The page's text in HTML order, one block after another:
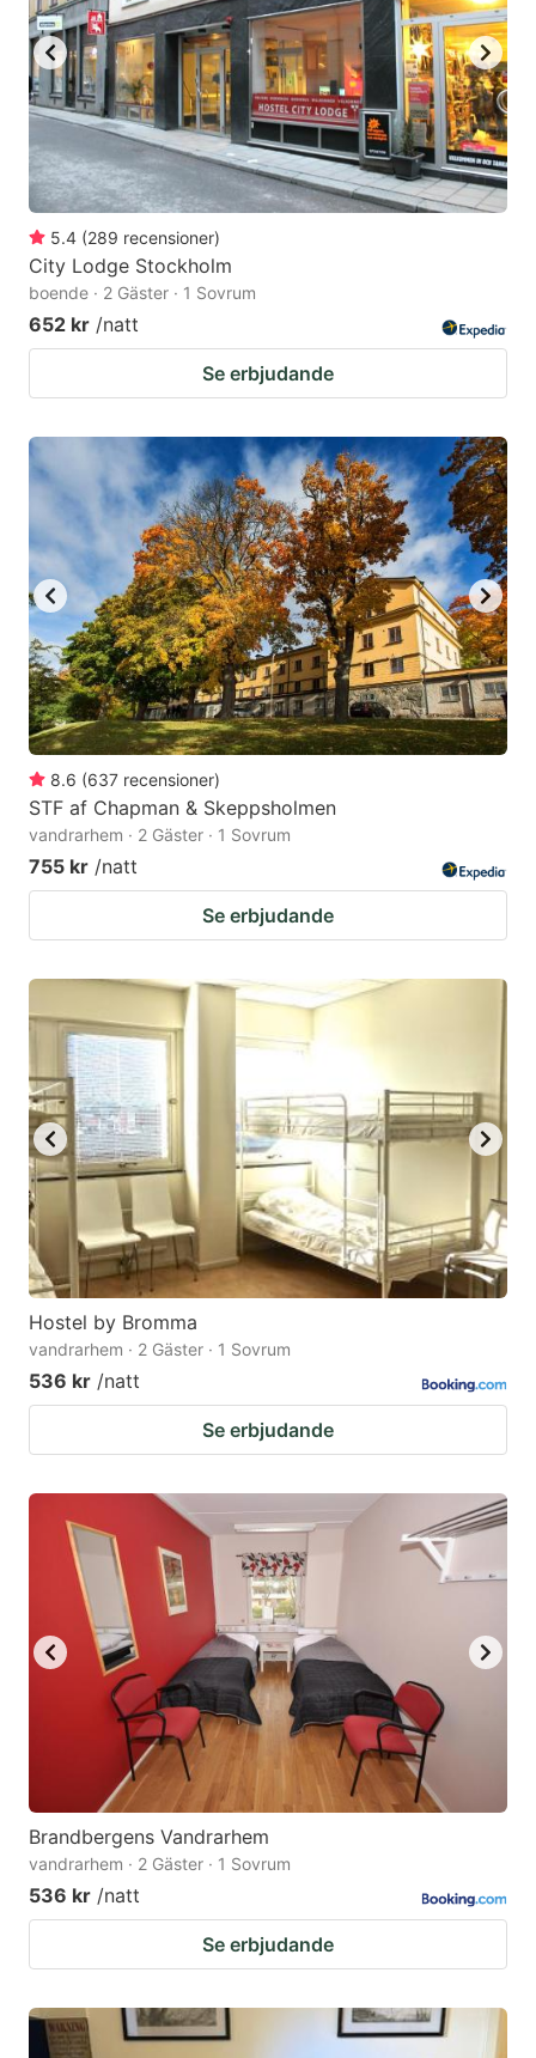
key
to
get
the
keyboard
shortcuts
for
changing
dates.
key
to
get
the
keyboard
shortcuts
5.4 (289 recensioner)
City Lodge Stockholm
boende · 2 Gäster · 1 Sovrum
652 kr /natt
Se erbjudande
8.6 (637 recensioner)
STF af Chapman & Skeppsholmen
vandrarhem · 2 Gäster · 1 Sovrum
755 kr /natt
Se erbjudande
Hostel by Bromma
vandrarhem · 2 Gäster · 1 Sovrum
536 kr /natt
Se erbjudande
Brandbergens Vandrarhem
vandrarhem · 2 Gäster · 1 Sovrum
536 kr /natt
Se erbjudande